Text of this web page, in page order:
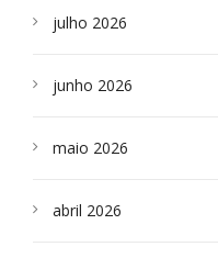
julho 2026
junho 2026
maio 2026
abril 2026